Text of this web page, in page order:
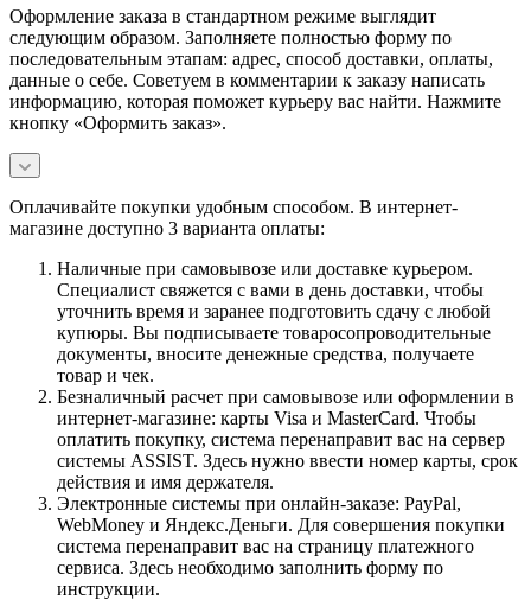
Оформление заказа в стандартном режиме выглядит
следующим образом. Заполняете полностью форму по
последовательным этапам: адрес, способ доставки, оплаты,
данные о себе. Советуем в комментарии к заказу написать
информацию, которая поможет курьеру вас найти. Нажмите
кнопку «Оформить заказ».
Оплачивайте покупки удобным способом. В интернет-
магазине доступно 3 варианта оплаты:
Наличные при самовывозе или доставке курьером.
Специалист свяжется с вами в день доставки, чтобы
уточнить время и заранее подготовить сдачу с любой
купюры. Вы подписываете товаросопроводительные
документы, вносите денежные средства, получаете
товар и чек.
Безналичный расчет при самовывозе или оформлении в
интернет-магазине: карты Visa и MasterCard. Чтобы
оплатить покупку, система перенаправит вас на сервер
системы ASSIST. Здесь нужно ввести номер карты, срок
действия и имя держателя.
Электронные системы при онлайн-заказе: PayPal,
WebMoney и Яндекс.Деньги. Для совершения покупки
система перенаправит вас на страницу платежного
сервиса. Здесь необходимо заполнить форму по
инструкции.